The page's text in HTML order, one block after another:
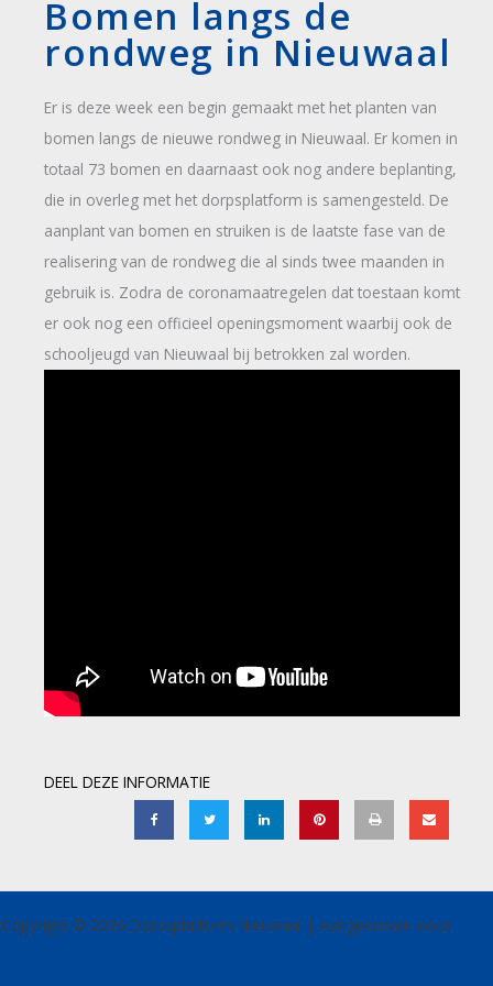
Bomen langs de
rondweg in Nieuwaal
Er is deze week een begin gemaakt met het planten van
bomen langs de nieuwe rondweg in Nieuwaal. Er komen in
totaal 73 bomen en daarnaast ook nog andere beplanting,
die in overleg met het dorpsplatform is samengesteld. De
aanplant van bomen en struiken is de laatste fase van de
realisering van de rondweg die al sinds twee maanden in
gebruik is. Zodra de coronamaatregelen dat toestaan komt
er ook nog een officieel openingsmoment waarbij ook de
schooljeugd van Nieuwaal bij betrokken zal worden.
DEEL DEZE INFORMATIE
Copyright © 2026 Dorpsplatform Nieuwaal | Aangedreven door